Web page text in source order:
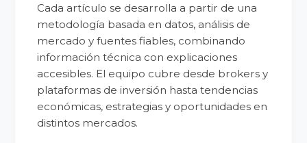
Cada artículo se desarrolla a partir de una
metodología basada en datos, análisis de
mercado y fuentes fiables, combinando
información técnica con explicaciones
accesibles. El equipo cubre desde brokers y
plataformas de inversión hasta tendencias
económicas, estrategias y oportunidades en
distintos mercados.